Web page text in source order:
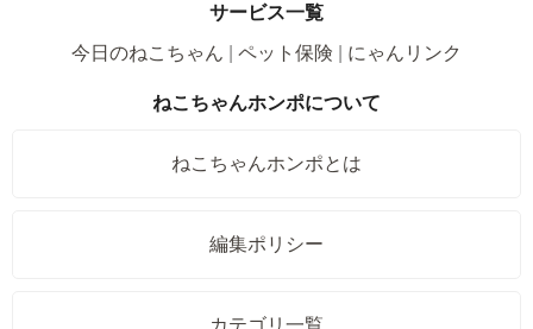
サービス一覧
今日のねこちゃん
ペット保険 にゃんリンク
ねこちゃんホンポについて
ねこちゃんホンポとは
編集ポリシー
カテゴリ一覧